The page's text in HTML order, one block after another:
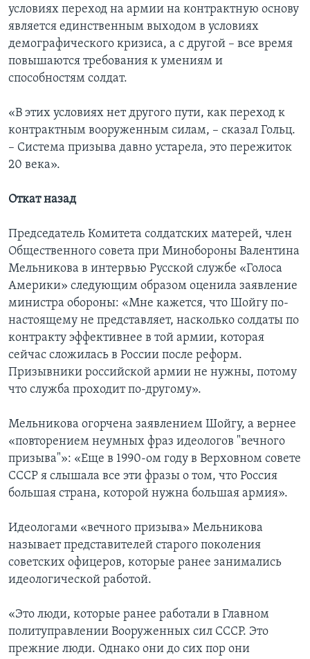
условиях переход на армии на контрактную основу
является единственным выходом в условиях
демографического кризиса, а с другой – все время
повышаются требования к умениям и
способностям солдат.
«В этих условиях нет другого пути, как переход к
контрактным вооруженным силам, – сказал Гольц.
– Система призыва давно устарела, это пережиток
20 века».
Откат назад
Председатель Комитета солдатских матерей, член
Общественного совета при Минобороны Валентина
Мельникова в интервью Русской службе «Голоса
Америки» следующим образом оценила заявление
министра обороны: «Мне кажется, что Шойгу по-
настоящему не представляет, насколько солдаты по
контракту эффективнее в той армии, которая
сейчас сложилась в России после реформ.
Призывники российской армии не нужны, потому
что служба проходит по-другому».
Мельникова огорчена заявлением Шойгу, а вернее
«повторением неумных фраз идеологов "вечного
призыва"»: «Еще в 1990-ом году в Верховном совете
СССР я слышала все эти фразы о том, что Россия
большая страна, которой нужна большая армия».
Идеологами «вечного призыва» Мельникова
называет представителей старого поколения
советских офицеров, которые ранее занимались
идеологической работой.
«Это люди, которые ранее работали в Главном
политуправлении Вооруженных сил СССР. Это
прежние люди. Однако они до сих пор они